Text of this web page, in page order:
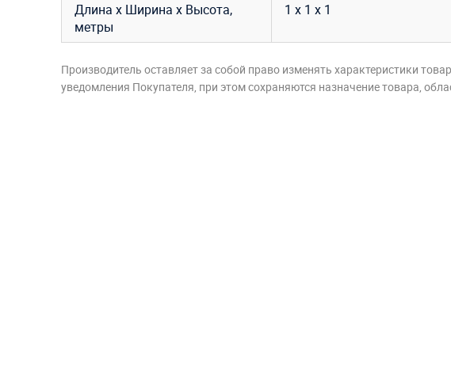
Длина х Ширина х Высота,
метры
1 х 1 х 1
Производитель оставляет за собой право изменять характеристики
уведомления Покупателя, при этом сохраняются назначение товара,